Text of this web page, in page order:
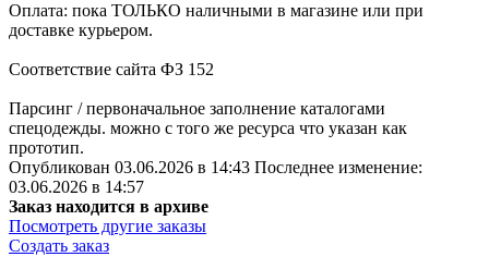
Оплата: пока ТОЛЬКО наличными в магазине или при
доставке курьером.
Соответствие сайта ФЗ 152
Парсинг / первоначальное заполнение каталогами
спецодежды. можно с того же ресурса что указан как
прототип.
Опубликован 03.06.2026 в 14:43 Последнее изменение:
03.06.2026 в 14:57
Заказ находится в архиве
Посмотреть другие заказы
Создать заказ